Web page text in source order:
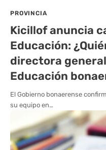
PROVINCIA
Kicillof anuncia
Educación:
directora
Educación
El Gobierno bonaerense
su equipo en…